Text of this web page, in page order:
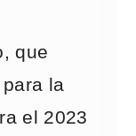
que
la
el 2023